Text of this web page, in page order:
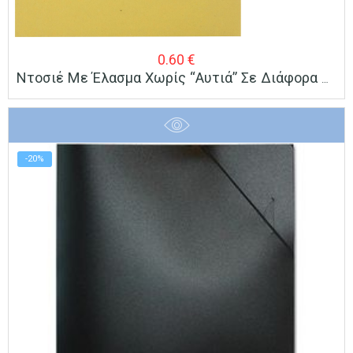
0.60 €
Ντοσιέ Με Έλασμα Χωρίς “Αυτιά” Σε Διάφορα Χρώματα (24x34cm)
-20%